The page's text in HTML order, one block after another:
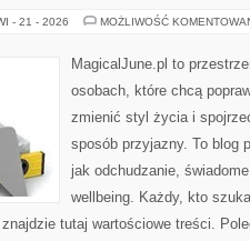
- 21 - 2026 MOŻLIWOŚĆ
MagicalJune.pl to
osobach, które chcą
zmienić styl życia i
sposób przyjazny. To blog
jak odchudzanie,
wellbeing. Każdy, kto
tutaj wartościowe treści.